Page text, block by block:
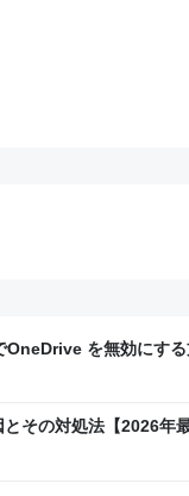
OneDrive を無効にす
その対処法【2026年最